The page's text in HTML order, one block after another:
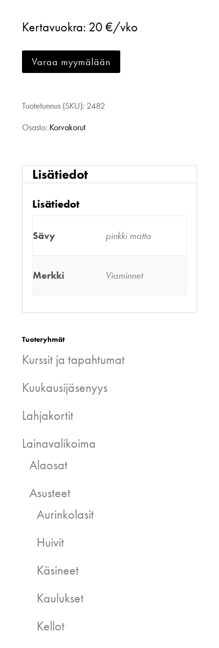
pinkki
matta
määrä
Kertavuokra: 20 €/vko
Varaa myymälään
Tuotetunnus (SKU): 2482
Osasto: Korvakorut
Lisätiedot
Lisätiedot
Sävy pinkki matta
Merkki Viaminnet
Tuoteryhmät
Kurssit ja tapahtumat
Kuukausijäsenyys
Lahjakortit
Lainavalikoima
Alaosat
Asusteet
Aurinkolasit
Huivit
Käsineet
Kaulukset
Kellot